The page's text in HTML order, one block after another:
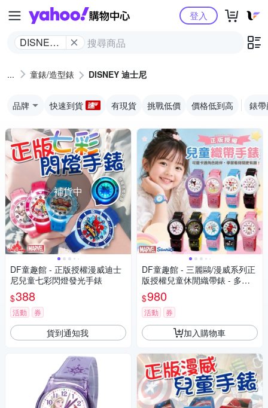
Yahoo購物中心
DISNEY
登入
童錶/造型錶 DISNEY 迪士尼
品牌 快速到貨 有現貨 挑戰低價 價格低到高 錶
補貨中
DF童趣館 - 正版授權漫威迪士
尼兒童七彩閃燈發光手錶
$388
活動 券
貨到通知我
DF童趣館 - 三麗鷗/漫威系列正
版授權兒童休閒織帶錶 - 多款
可選
$980
活動 券
加入購物車